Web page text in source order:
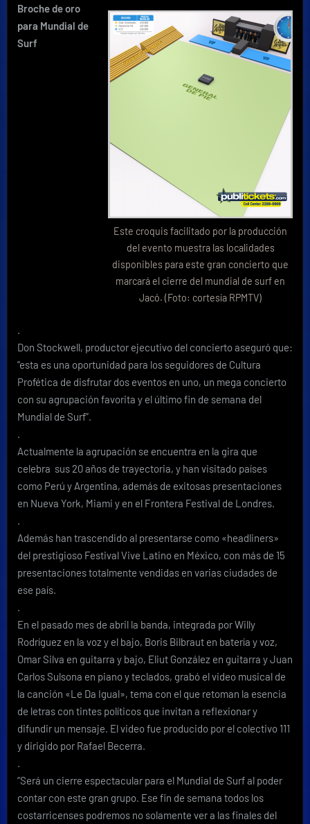
Este croquis facilitado por la producción
del evento muestra las localidades
disponibles para este gran concierto que
marcará el cierre del mundial de surf en
Jacó. (Foto: cortesía RPMTV)
Broche de oro
para Mundial de
Surf
.
Don Stockwell, productor ejecutivo del concierto aseguró que:
“esta es una oportunidad para los seguidores de Cultura
Profética de disfrutar dos eventos en uno, un mega concierto
con su agrupación favorita y el último fin de semana del
Mundial de Surf”.
.
Actualmente la agrupación se encuentra en la gira que
celebra sus 20 años de trayectoria, y han visitado países
como Perú y Argentina, además de exitosas presentaciones
en Nueva York, Miami y en el Frontera Festival de Londres.
.
Además han trascendido al presentarse como «headliners»
del prestigioso Festival Vive Latino en México, con más de 15
presentaciones totalmente vendidas en varias ciudades de
ese país.
.
En el pasado mes de abril la banda, integrada por Willy
Rodríguez en la voz y el bajo, Boris Bilbraut en batería y voz,
Omar Silva en guitarra y bajo, Eliut González en guitarra y Juan
Carlos Sulsona en piano y teclados, grabó el video musical de
la canción «Le Da Igual», tema con el que retoman la esencia
de letras con tintes políticos que invitan a reflexionar y
difundir un mensaje. El video fue producido por el colectivo 111
y dirigido por Rafael Becerra.
.
“Será un cierre espectacular para el Mundial de Surf al poder
contar con este gran grupo. Ese fin de semana todos los
costarricenses podremos no solamente ver a las finales del